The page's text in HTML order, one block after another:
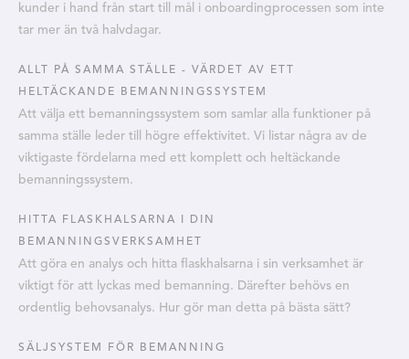
kunder i hand från start till mål i onboardingprocessen som inte
tar mer än två halvdagar.
ALLT PÅ SAMMA STÄLLE - VÄRDET AV ETT
HELTÄCKANDE BEMANNINGSSYSTEM
Att välja ett bemanningssystem som samlar alla funktioner på
samma ställe leder till högre effektivitet. Vi listar några av de
viktigaste fördelarna med ett komplett och heltäckande
bemanningssystem.
HITTA FLASKHALSARNA I DIN
BEMANNINGSVERKSAMHET
Att göra en analys och hitta flaskhalsarna i sin verksamhet är
viktigt för att lyckas med bemanning. Därefter behövs en
ordentlig behovsanalys. Hur gör man detta på bästa sätt?
SÄLJSYSTEM FÖR BEMANNING